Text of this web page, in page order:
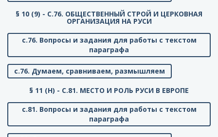
§ 10 (9) - C.76. ОБЩЕСТВЕННЫЙ СТРОЙ И ЦЕРКОВНАЯ
ОРГАНИЗАЦИЯ НА РУСИ
с.76. Вопросы и задания для работы с текстом
параграфа
с.76. Думаем, сравниваем, размышляем
§ 11 (Н) - C.81. МЕСТО И РОЛЬ РУСИ В ЕВРОПЕ
с.81. Вопросы и задания для работы с текстом
параграфа